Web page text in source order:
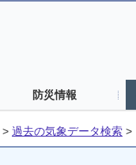
防災情報
> 過去の気象データ検索 >